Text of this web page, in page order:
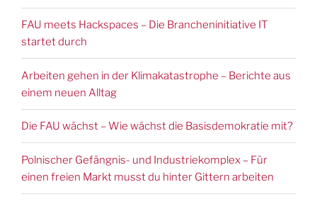
FAU meets Hackspaces – Die Brancheninitiative IT
startet durch
Arbeiten gehen in der Klimakatastrophe – Berichte aus
einem neuen Alltag
Die FAU wächst – Wie wächst die Basisdemokratie mit?
Polnischer Gefängnis- und Industriekomplex – Für
einen freien Markt musst du hinter Gittern arbeiten